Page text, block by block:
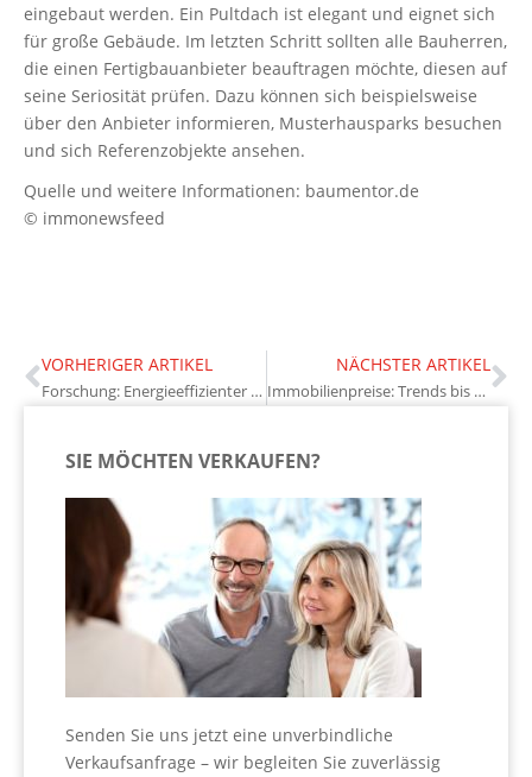
eingebaut werden. Ein Pultdach ist elegant und eignet sich
für große Gebäude. Im letzten Schritt sollten alle Bauherren,
die einen Fertigbauanbieter beauftragen möchte, diesen auf
seine Seriosität prüfen. Dazu können sich beispielsweise
über den Anbieter informieren, Musterhausparks besuchen
und sich Referenzobjekte ansehen.
Quelle und weitere Informationen: baumentor.de
© immonewsfeed
VORHERIGER ARTIKEL
Forschung: Energieeffizienter Kühlschrank mit Nickel-Titan entwickelt
NÄCHSTER ARTIKEL
Immobilienpreise: Trends bis 2035
SIE MÖCHTEN VERKAUFEN?
Senden Sie uns jetzt eine unverbindliche
Verkaufsanfrage – wir begleiten Sie zuverlässig